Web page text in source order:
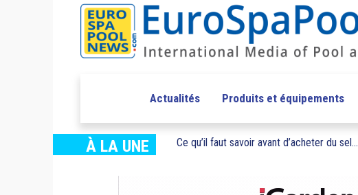
Actualités Produits et équipements
À LA UNE Ce qu’il faut savoir avant d’acheter du sel...